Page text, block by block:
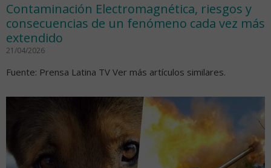
Contaminación Electromagnética, riesgos y
consecuencias de un fenómeno cada vez más
extendido
21/04/2026
Fuente: Prensa Latina TV Ver más artículos similares.